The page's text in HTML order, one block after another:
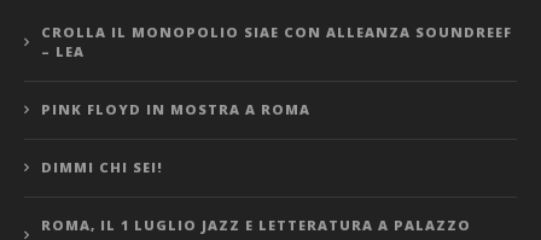
CROLLA IL MONOPOLIO SIAE CON ALLEANZA SOUNDREEF
– LEA
PINK FLOYD IN MOSTRA A ROMA
DIMMI CHI SEI!
ROMA, IL 1 LUGLIO JAZZ E LETTERATURA A PALAZZO